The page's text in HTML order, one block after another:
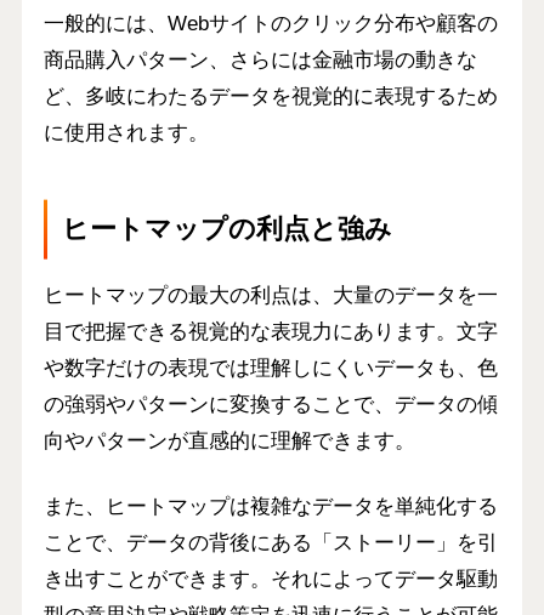
一般的には、 Webサイトのクリック分布や顧客の
商品購入パターン、さらには金融市場の動き な
ど、多岐にわたるデータを視覚的に表現するため
に使用されます。
ヒートマップの利点と強み
ヒートマップの最大の利点は、 大量のデータを一
目で把握できる視覚的な表現力にあります。文字
や数字だけの表現では理解しにくいデータも、色
の強弱やパターンに変換することで、データの傾
向やパターンが直感的に理解できます。
また、ヒートマップは複雑なデータを単純化する
ことで、データの背後にある「ストーリー」を引
き出すことができます。それによってデータ駆動